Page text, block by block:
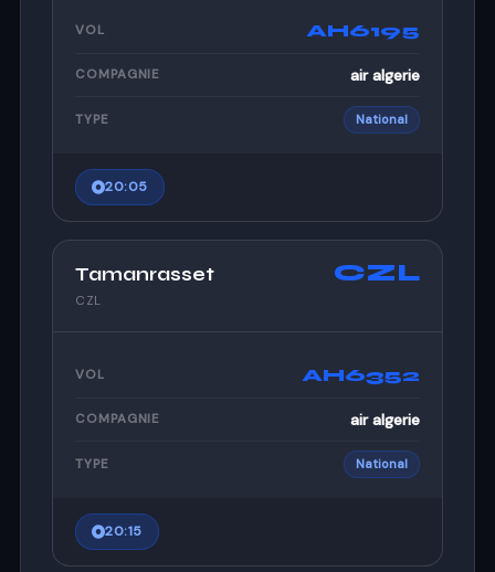
VOL AH6195
COMPAGNIE air algerie
TYPE National
20:05
Tamanrasset
CZL
CZL
VOL AH6352
COMPAGNIE air algerie
TYPE National
20:15